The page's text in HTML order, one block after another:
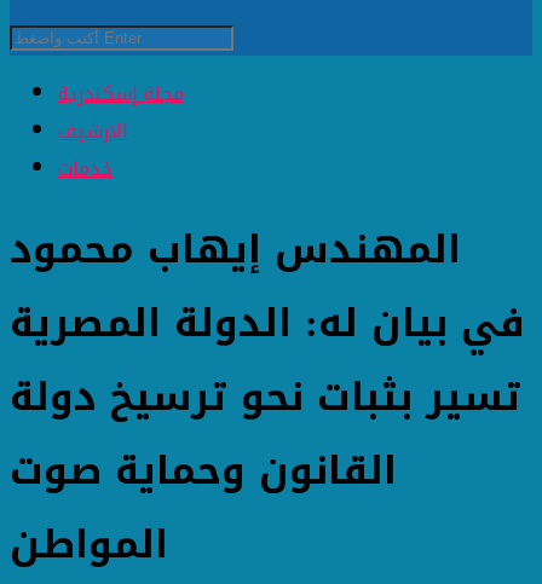
مجلة إسكندرية
الارشيف
خدمات
المهندس إيهاب محمود
في بيان له: الدولة المصرية
تسير بثبات نحو ترسيخ دولة
القانون وحماية صوت
المواطن